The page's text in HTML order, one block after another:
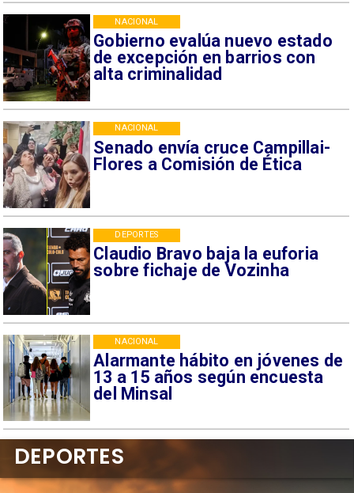
Gobierno evalúa nuevo estado
de excepción en barrios con
alta criminalidad
NACIONAL
Senado envía cruce Campillai-
Flores a Comisión de Ética
NACIONAL
Claudio Bravo baja la euforia
sobre fichaje de Vozinha
DEPORTES
Alarmante hábito en jóvenes de
13 a 15 años según encuesta
del Minsal
NACIONAL
DEPORTES